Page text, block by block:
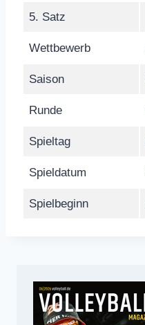
5. Satz
Wettbewerb
Saison
Runde
Spieltag
Spieldatum
Spielbeginn